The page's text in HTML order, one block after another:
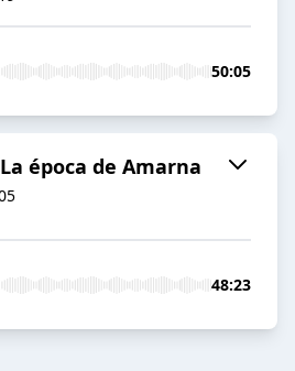
50:05
época de Amarna
48:23